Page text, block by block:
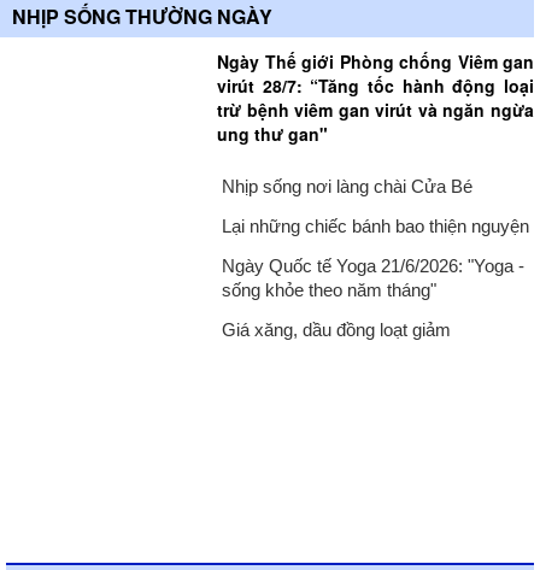
NHỊP SỐNG THƯỜNG NGÀY
Ngày Thế giới Phòng chống Viêm gan
virút 28/7: “Tăng tốc hành động loại
trừ bệnh viêm gan virút và ngăn ngừa
ung thư gan"
Nhịp sống nơi làng chài Cửa Bé
Lại những chiếc bánh bao thiện nguyện
Ngày Quốc tế Yoga 21/6/2026: "Yoga -
sống khỏe theo năm tháng"
Giá xăng, dầu đồng loạt giảm